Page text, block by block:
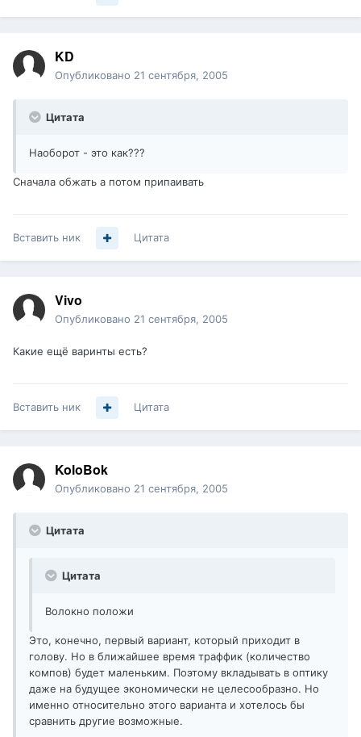
KD
Опубликовано 21 сентября, 2005
Цитата
Наоборот - это как???
Сначала обжать а потом припаивать
Вставить ник Цитата
Vivo
Опубликовано 21 сентября, 2005
Какие ещё варинты есть?
Вставить ник Цитата
KoloBok
Опубликовано 21 сентября, 2005
Цитата
Цитата
Волокно положи
Это, конечно, первый вариант, который приходит в
голову. Но в ближайшее время траффик (количество
компов) будет маленьким. Поэтому вкладывать в оптику
даже на будущее экономически не целесообразно. Но
именно относительно этого варианта и хотелось бы
сравнить другие возможные.